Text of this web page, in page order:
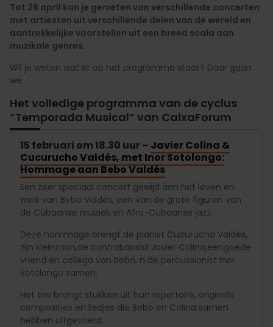
Tot 26 april kan je genieten van verschillende concerten
met artiesten uit verschillende delen van de wereld en
aantrekkelijke voorstellen uit een breed scala aan
muzikale genres.
Wil je weten wat er op het programma staat? Daar gaan
we.
Het volledige programma van de cyclus
“Temporada Musical” van CaixaForum
15 februari om 18.30 uur – Javier Colina &
Cucurucho Valdés, met Inor Sotolongo:
Hommage aan Bebo Valdés
Een zeer speciaal concert gewijd aan het leven en
werk van Bebo Valdés, een van de grote figuren van
de Cubaanse muziek en Afro-Cubaanse jazz.
Deze hommage brengt de pianist Cucurucho Valdés,
zijn kleinzoon,de contrabassist Javier Colina,eengoede
vriend en collega van Bebo, n de percussionist Inor
Sotolongo samen.
Het trio brengt stukken uit hun repertoire, originele
composities en liedjes die Bebo en Colina samen
hebben uitgevoerd.